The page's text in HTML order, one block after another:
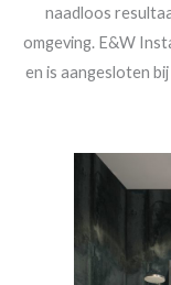
naadloos
omgeving. E&W
en is aangesloten